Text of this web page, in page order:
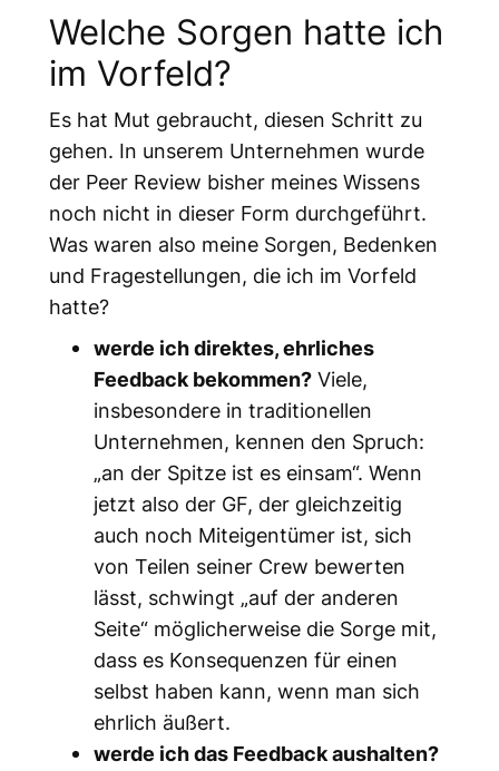
Welche Sorgen hatte ich
im Vorfeld?
Es hat Mut gebraucht, diesen Schritt zu
gehen. In unserem Unternehmen wurde
der Peer Review bisher meines Wissens
noch nicht in dieser Form durchgeführt.
Was waren also meine Sorgen, Bedenken
und Fragestellungen, die ich im Vorfeld
hatte?
werde ich direktes, ehrliches
Feedback bekommen?Viele,
insbesondere in traditionellen
Unternehmen, kennen den Spruch:
„an der Spitze ist es einsam“. Wenn
jetzt also der GF, der gleichzeitig
auch noch Miteigentümer ist, sich
von Teilen seiner Crew bewerten
lässt, schwingt „auf der anderen
Seite“ möglicherweise die Sorge mit,
dass es Konsequenzen für einen
selbst haben kann, wenn man sich
ehrlich äußert.
werde ich das Feedback aushalten?